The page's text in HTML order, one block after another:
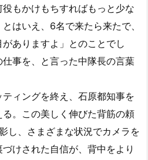
もかけもちすればもっと少な
はいえ、6名で来たら来たで、
ありますよ」とのことでし
事を、と言った中隊長の言葉
ィングを終え、石原都知事を
る。この美しく伸びた背筋の頼
し、さまざまな状況でカメラを
けされた自信が、背中をより